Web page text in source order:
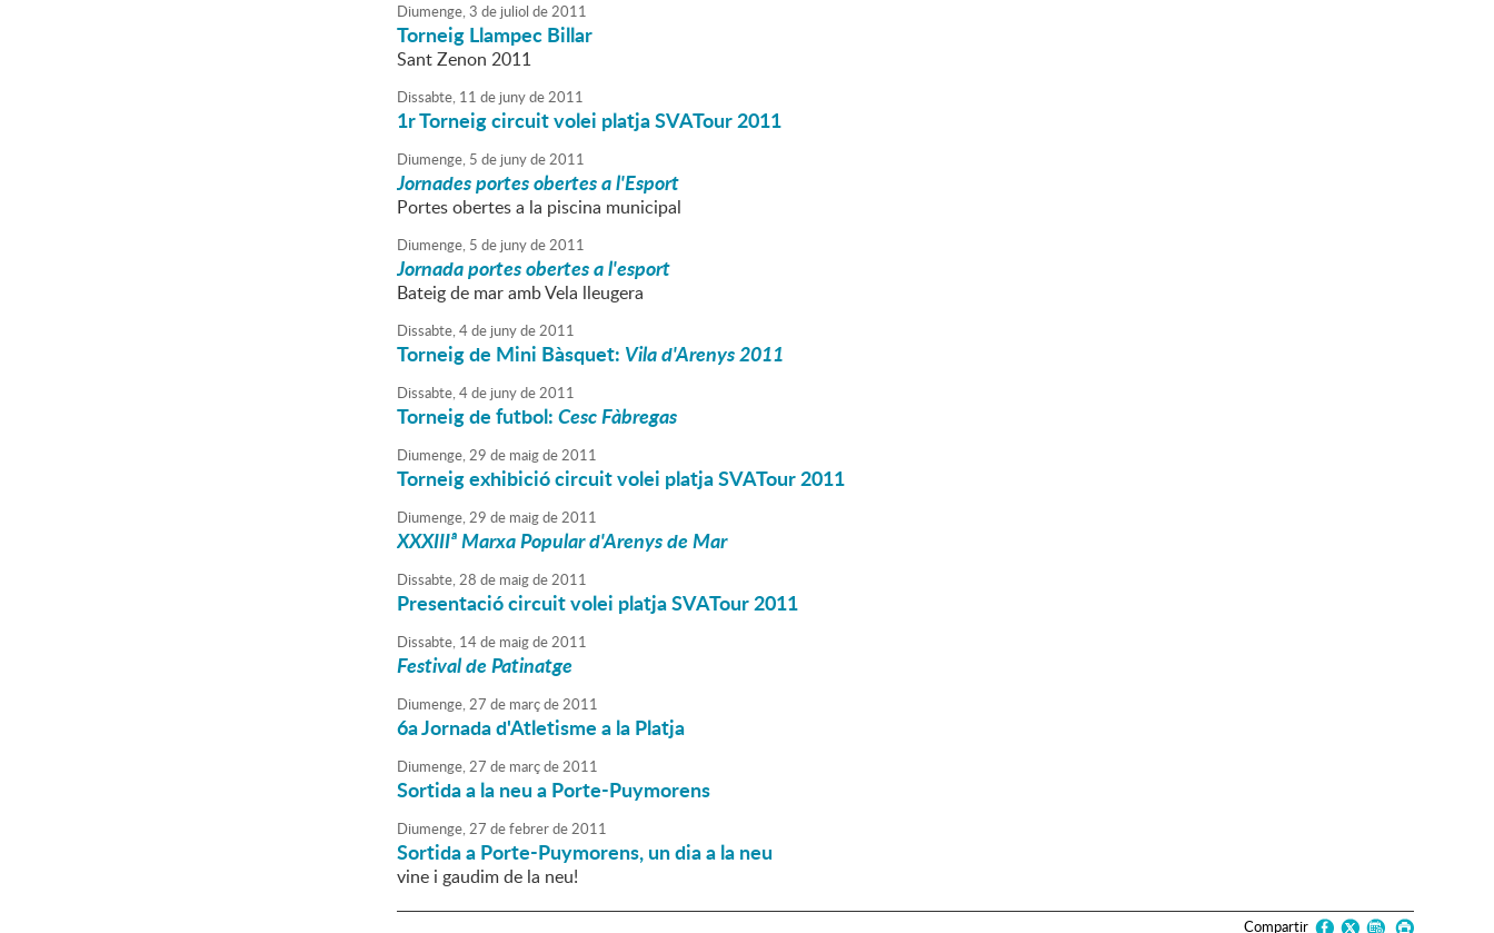
Diumenge,3 de juliol de2011
Torneig Llampec Billar
Sant Zenon 2011
Dissabte, 11 de junyde2011
1r Torneig circuit volei platja SVATour 2011
Diumenge, 5 de junyde2011
Jornades portes obertes a l'Esport
Portes obertes a la piscina municipal
Diumenge, 5 de junyde2011
Jornada portes obertes a l'esport
Bateig de mar amb Vela lleugera
Dissabte,4de junyde2011
Torneig de Mini Bàsquet: Vila d'Arenys 2011
Dissabte,4de junyde2011
Torneig de futbol:Cesc Fàbregas
Diumenge,29 de maigde2011
Torneig exhibició circuit volei platja SVATour 2011
Diumenge,29 de maigde2011
XXXIIIª Marxa Popular d'Arenys de Mar
Dissabte,28 de maigde2011
Presentació circuit volei platja SVATour 2011
Dissabte, 14de maigde2011
Festival de Patinatge
Diumenge,27 de marçde2011
6a Jornada d'Atletisme a la Platja
Diumenge,27 de marçde2011
Sortida a la neu a Porte-Puymorens
Diumenge,27 defebrerde2011
Sortida a Porte-Puymorens, un dia a la neu
vine i gaudim de la neu!
Compartir